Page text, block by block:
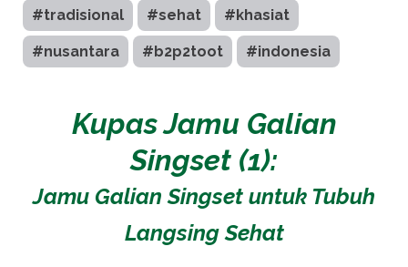
#tradisional #sehat #khasiat
#nusantara #b2p2toot #indonesia
Kupas Jamu Galian
Singset (1):
Jamu Galian Singset untuk Tubuh
Langsing Sehat